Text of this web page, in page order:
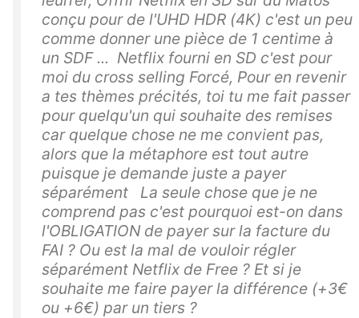
conçu pour de l'UHD HDR (4K) c'est un peu
comme donner une pièce de 1 centime à
un SDF ... Netflix fourni en SD c'est pour
moi du cross selling Forcé, Pour en revenir
a tes thèmes précités, toi tu me fait passer
pour quelqu'un qui souhaite des remises
car quelque chose ne me convient pas,
alors que la métaphore est tout autre
puisque je demande juste a payer
séparément La seule chose que je ne
comprend pas c'est pourquoi est-on dans
l'OBLIGATION de payer sur la facture du
FAI ? Ou est la mal de vouloir régler
séparément Netflix de Free ? Et si je
souhaite me faire payer la différence (+3€
ou +6€) par un tiers ?